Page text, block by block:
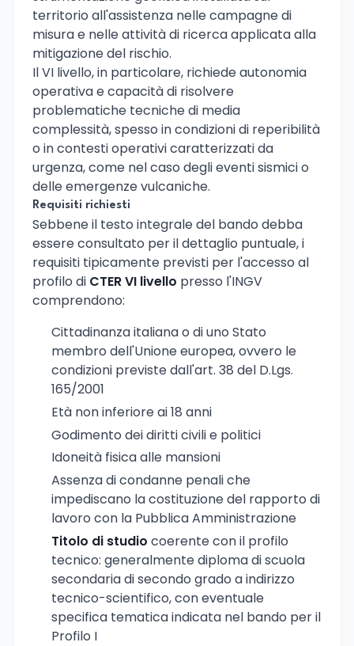
territorio all'assistenza nelle campagne di
misura e nelle attività di ricerca applicata alla
mitigazione del rischio.
Il VI livello, in particolare, richiede autonomia
operativa e capacità di risolvere
problematiche tecniche di media
complessità, spesso in condizioni di reperibilità
o in contesti operativi caratterizzati da
urgenza, come nel caso degli eventi sismici o
delle emergenze vulcaniche.
Requisiti richiesti
Sebbene il testo integrale del bando debba
essere consultato per il dettaglio puntuale, i
requisiti tipicamente previsti per l'accesso al
profilo di CTER VI livello presso l'INGV
comprendono:
Cittadinanza italiana o di uno Stato
membro dell'Unione europea, ovvero le
condizioni previste dall'art. 38 del D.Lgs.
165/2001
Età non inferiore ai 18 anni
Godimento dei diritti civili e politici
Idoneità fisica alle mansioni
Assenza di condanne penali che
impediscano la costituzione del rapporto di
lavoro con la Pubblica Amministrazione
Titolo di studio coerente con il profilo
tecnico: generalmente diploma di scuola
secondaria di secondo grado a indirizzo
tecnico-scientifico, con eventuale
specifica tematica indicata nel bando per il
Profilo I